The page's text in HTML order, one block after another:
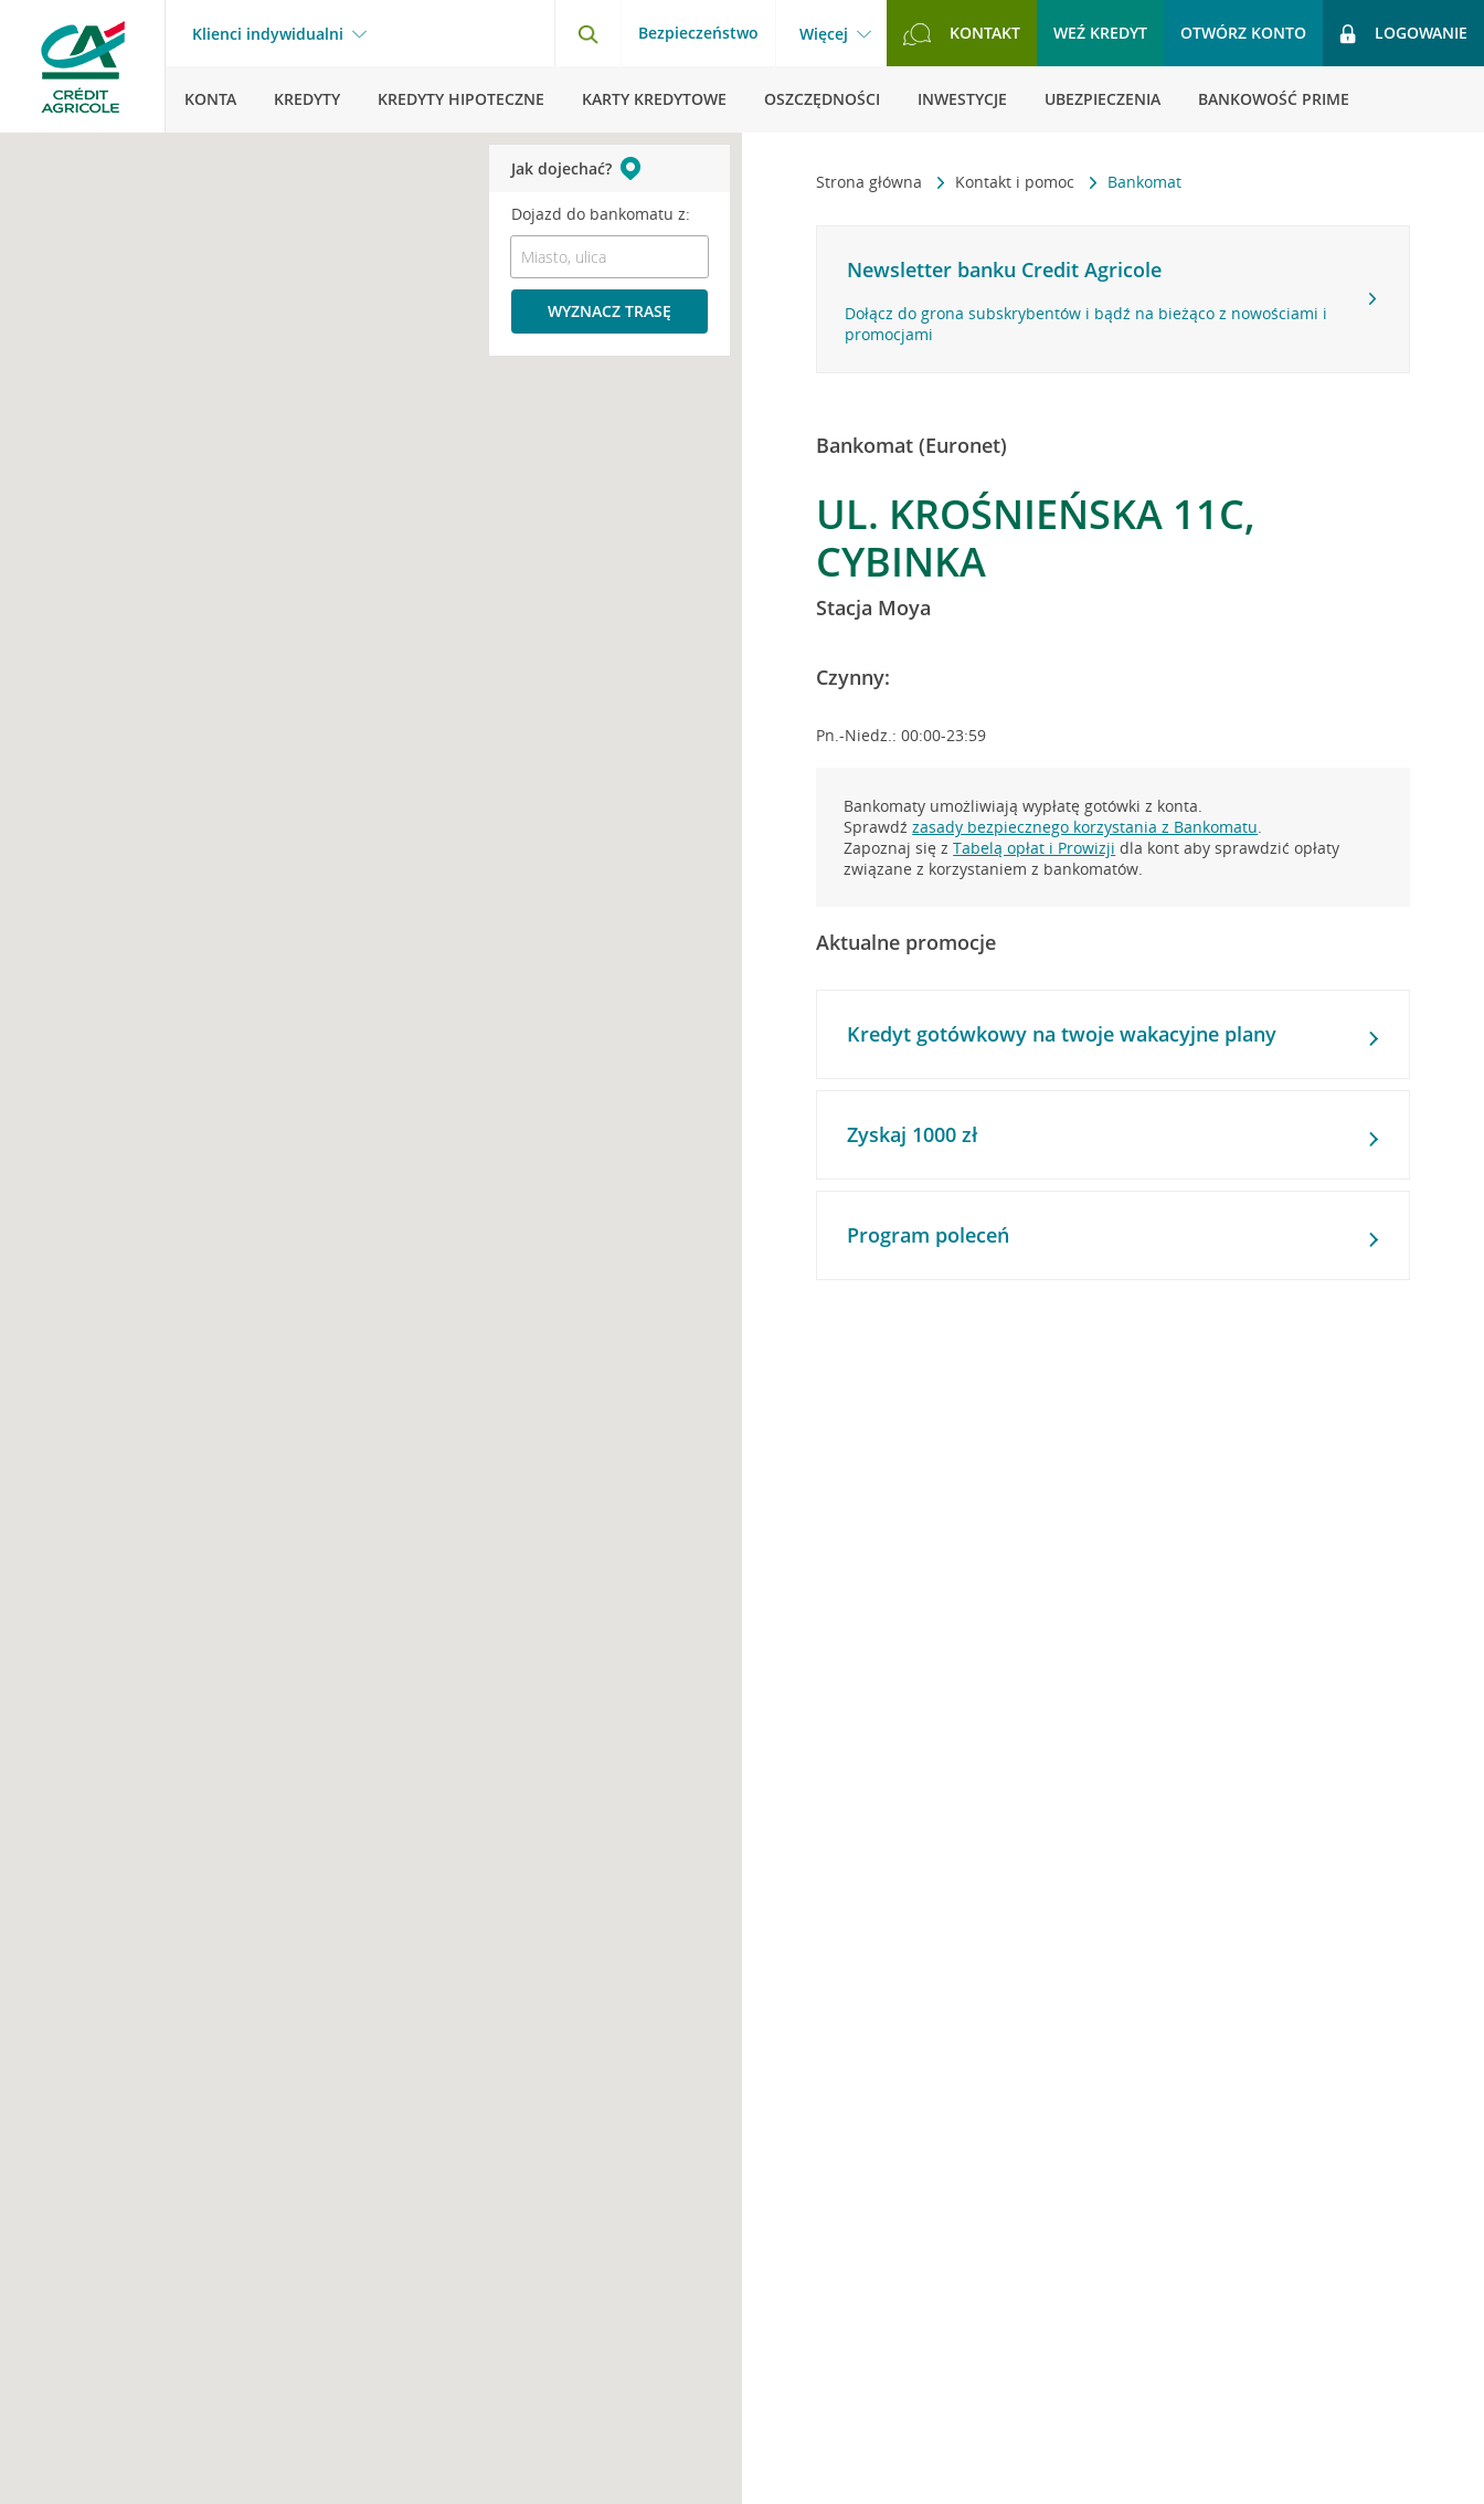
Klienci indywidualni Bezpieczeństwo Więcej KONTAKT WEŹ KREDYT OTWÓRZ KONTO LOGOWANIE
KONTA KREDYTY KREDYTY HIPOTECZNE KARTY KREDYTOWE OSZCZĘDNOŚCI INWESTYCJE UBEZPIECZENIA BANKOWOŚĆ PRIME
Strona główna Kontakt i pomoc Bankomat
Newsletter banku Credit Agricole
Dołącz do grona subskrybentów i bądź na bieżąco z nowościami i
promocjami
Bankomat (Euronet)
UL. KROŚNIEŃSKA 11C,
CYBINKA
Stacja Moya
Czynny:
Pn.-Niedz.: 00:00-23:59
Bankomaty umożliwiają wypłatę gotówki z konta.
Sprawdźzasady bezpiecznego korzystania z Bankomatu.
Zapoznaj się zTabelą opłat i Prowizji dla kont aby sprawdzić opłaty
związane z korzystaniem z bankomatów.
Aktualne promocje
Kredyt gotówkowy na twoje wakacyjne plany
Zyskaj 1000 zł
Program poleceń
Jak dojechać?
Dojazd do bankomatu z:
WYZNACZ TRASĘ